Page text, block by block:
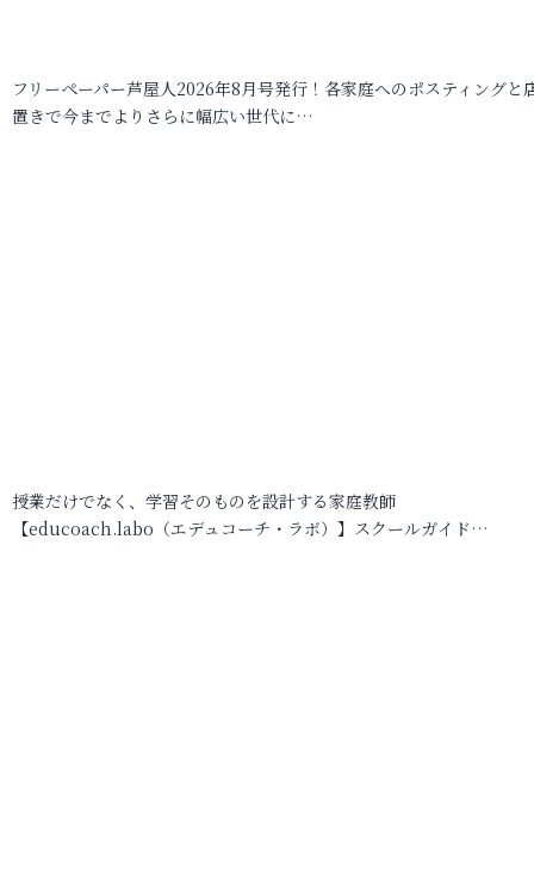
フリーペーパー芦屋人2026年8月号発行！各家庭へのポスティングと
置きで今までよりさらに幅広い世代に…
授業だけでなく、学習そのものを設計する家庭教師
【educoach.labo（エデュコーチ・ラボ）】スクールガイド…